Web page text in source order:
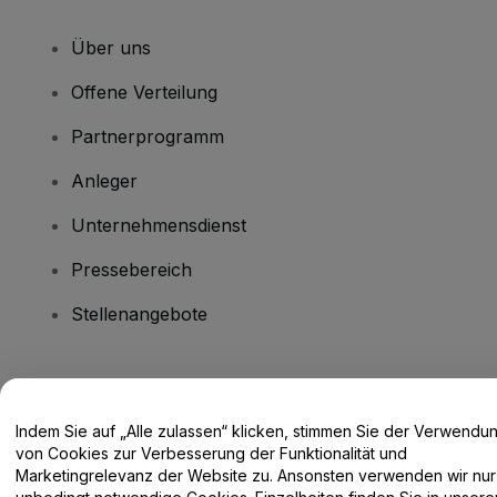
Über uns
Offene Verteilung
Partnerprogramm
Anleger
Unternehmensdienst
Pressebereich
Stellenangebote
Hilfe-Center / Kontakt
Indem Sie auf „Alle zulassen“ klicken, stimmen Sie der
von Cookies zur Verbesserung der Funktionalität und
Marketingrelevanz der Website zu. Ansonsten verwenden wir nur